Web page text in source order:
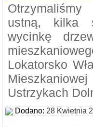
ustną, kilka
wycinkę
Lokatorsko
Ustrzykach
Dodano: 28 Kwietnia